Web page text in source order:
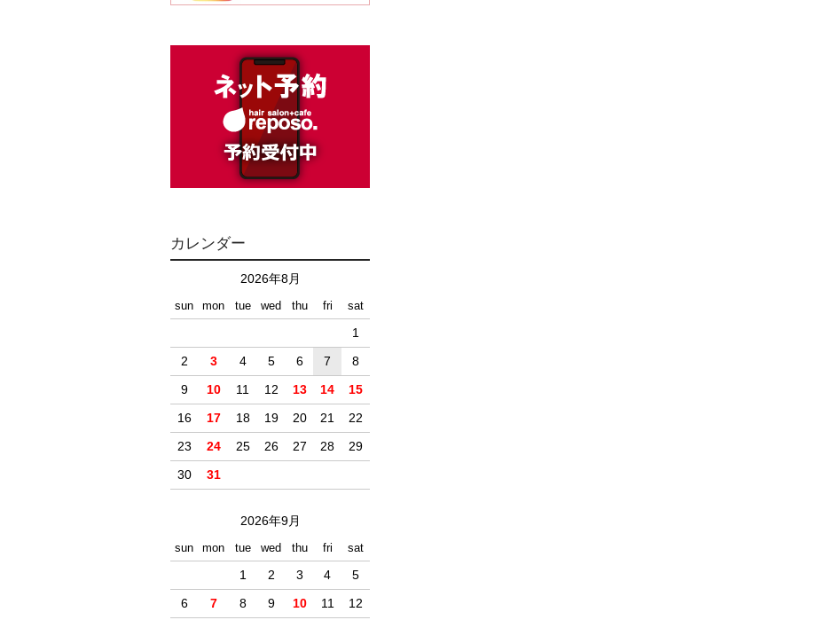
カレンダー
2026年8月
sun mon tue wed thu fri sat
1
2
3 4 5 6 7
8
9
10 11 12 13 14
15
16
17 18 19 20 21
22
23
24 25 26 27 28
29
30
31
2026年9月
sun mon tue wed thu fri sat
1 2 3 4
5
6
7 8 9 10 11
12